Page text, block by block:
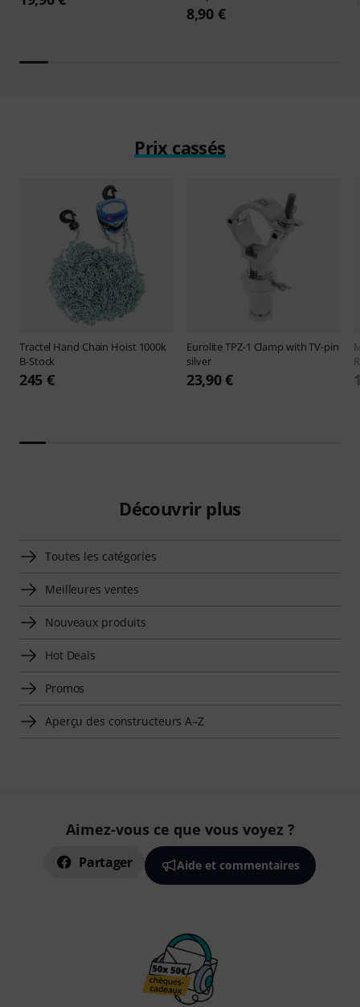
8,90 €
Prix cassés
Tractel Hand Chain Hoist 1000k
B-Stock
245 €
EuroliteTPZ-1 Clamp with TV-pin
silver
23,90 €
Découvrir plus
Toutes les catégories
Meilleures ventes
Nouveaux produits
Hot Deals
Promos
Aperçu des constructeurs A–Z
Aimez-vous ce que vous voyez ?
Partager Aide et commentaires